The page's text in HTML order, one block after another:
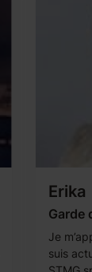
Erika
Garde
Je
suis